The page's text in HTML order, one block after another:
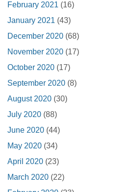
February 2021 (16)
January 2021 (43)
December 2020 (68)
November 2020 (17)
October 2020 (17)
September 2020 (8)
August 2020 (30)
July 2020 (88)
June 2020 (44)
May 2020 (34)
April 2020 (23)
March 2020 (22)